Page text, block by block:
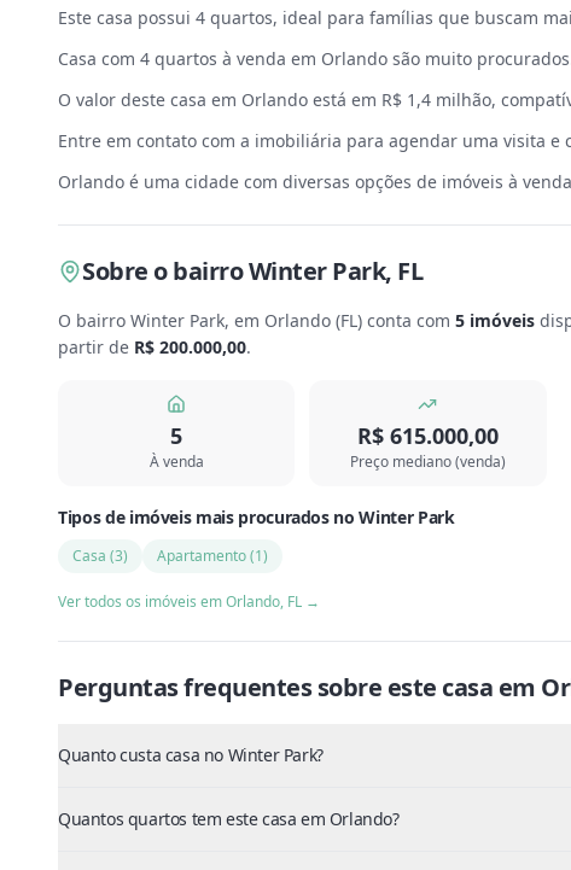
Este casa possui 4 quartos, ideal para famílias que buscam
Casa com 4 quartos à venda em Orlando são muito
O valor deste casa em Orlando está em R$ 1,4 milhão,
Entre em contato com a imobiliária para agendar uma visita e
Orlando é uma cidade com diversas opções de imóveis à
Sobre o bairro Winter Park, FL
O bairro Winter Park, em Orlando (FL) conta com 5 imóveis
partir de R$ 200.000,00.
5
À venda
R$ 615.000,00
Preço mediano (venda)
Tipos de imóveis mais procurados no Winter Park
Casa (3) Apartamento(1)
Ver todos os imóveis emOrlando, FL →
Perguntas frequentes sobre este casa em
Quanto custa casa no Winter Park?
Quantos quartos tem este casa em Orlando?